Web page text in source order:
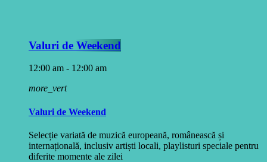
Valuri de Weekend
12:00 am - 12:00 am
more_vert
Valuri de Weekend
Selecție variată de muzică europeană, românească și
internațională, inclusiv artiști locali, playlisturi speciale pentru
diferite momente ale zilei